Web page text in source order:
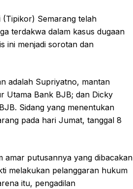
(Tipikor) Semarang telah
terdakwa dalam kasus dugaan
ini menjadi sorotan dan
adalah Supriyatno, mantan
Utama Bank BJB; dan Dicky
Sidang yang menentukan
pada hari Jumat, tanggal 8
amar putusannya yang dibacakan
melakukan pelanggaran hukum
itu, pengadilan